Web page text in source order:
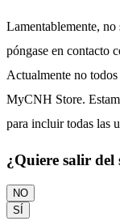
Lamentablemente,
póngase en contacto
Actualmente no
MyCNH Store.
para incluir todas las
¿Quiere salir del
NO
SÍ